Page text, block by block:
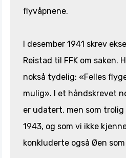
flyvåpnene.
I desember 1941 skrev
Reistad til FFK om saken.
nokså tydelig: «Felles
mulig». I et håndskrevet
er udatert, men som
1943, og som vi ikke
konkluderte også Øen